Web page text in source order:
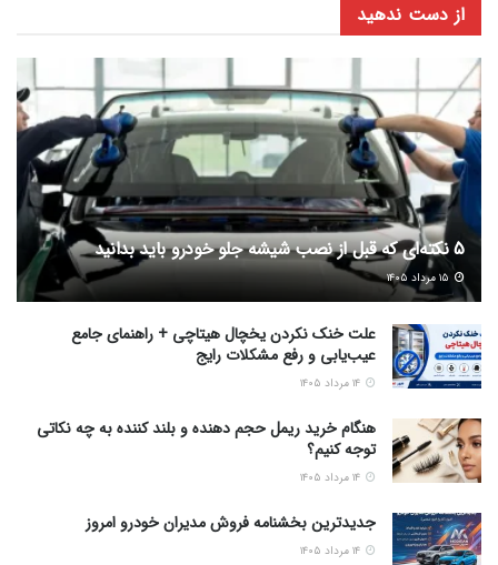
از دست ندهید
5 نکته‌ای که قبل از نصب شیشه جلو خودرو باید بدانید
علت خنک نکردن یخچال هیتاچی + راهنمای جامع
عیب‌یابی و رفع مشکلات رایج
هنگام خرید ریمل حجم دهنده و بلند کننده به چه نکاتی
توجه کنیم؟
جدیدترین بخشنامه فروش مدیران خودرو امروز